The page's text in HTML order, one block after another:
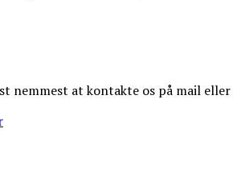
nemmest at kontakte os på mail eller